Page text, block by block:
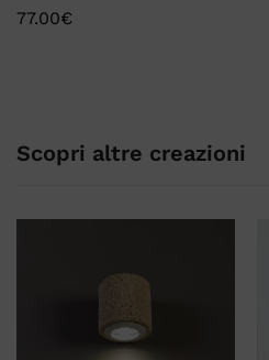
77.00€
Scopri altre creazioni